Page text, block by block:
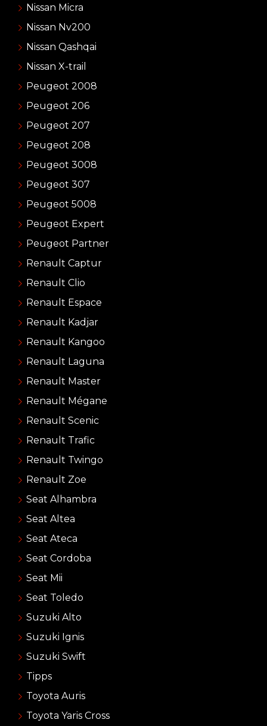
Nissan Micra
Nissan Nv200
Nissan Qashqai
Nissan X-trail
Peugeot 2008
Peugeot 206
Peugeot 207
Peugeot 208
Peugeot 3008
Peugeot 307
Peugeot 5008
Peugeot Expert
Peugeot Partner
Renault Captur
Renault Clio
Renault Espace
Renault Kadjar
Renault Kangoo
Renault Laguna
Renault Master
Renault Mégane
Renault Scenic
Renault Trafic
Renault Twingo
Renault Zoe
Seat Alhambra
Seat Altea
Seat Ateca
Seat Cordoba
Seat Mii
Seat Toledo
Suzuki Alto
Suzuki Ignis
Suzuki Swift
Tipps
Toyota Auris
Toyota Yaris Cross